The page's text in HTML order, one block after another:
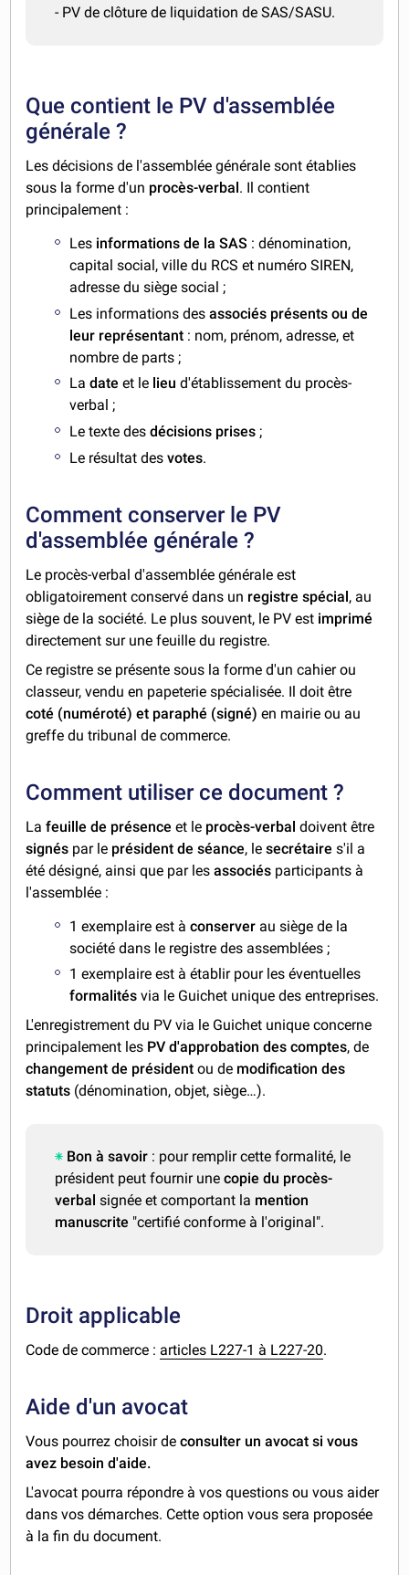
- PV de clôture de liquidation de SAS/SASU.
Que contient le PV d'assemblée
générale ?
Les décisions de l'assemblée générale sont établies
sous la forme d'un procès-verbal. Il contient
principalement :
Les informations de la SAS : dénomination,
capital social, ville du RCS et numéro SIREN,
adresse du siège social ;
Les informations desassociés présents ou de
leur représentant : nom, prénom, adresse, et
nombre de parts ;
Ladate et le lieu d'établissement du procès-
verbal ;
Le texte desdécisions prises ;
Le résultat desvotes.
Comment conserver le PV
d'assemblée générale ?
Le procès-verbal d'assemblée générale est
obligatoirement conservé dans un registre spécial, au
siège de la société. Le plus souvent, le PV est imprimé
directement sur une feuille du registre.
Ce registre se présente sous la forme d'un cahier ou
classeur, vendu en papeterie spécialisée. Il doit être
coté (numéroté) et paraphé (signé)en mairie ou au
greffe du tribunal de commerce.
Comment utiliser ce document ?
Lafeuille de présence et le procès-verbal doivent être
signés par le président de séance, lesecrétaires'il a
été désigné, ainsi que par lesassociés participants à
l'assemblée :
1 exemplaire est àconserver au siège de la
société dans le registre des assemblées ;
1 exemplaire est à établir pour les éventuelles
formalitésvia le Guichet unique des entreprises.
L'enregistrement du PV via le Guichet unique concerne
principalement les PV d'approbation des comptes, de
changement de président ou de modification des
statuts (dénomination, objet, siège…).
Bon à savoir : pour remplir cette formalité, le
président peut fournir unecopie du procès-
verbal signée et comportant la mention
manuscrite "certifié conforme à l'original".
Droit applicable
Code de commerce : articles L227-1 à L227-20.
Aide d'un avocat
Vous pourrez choisir deconsulter un avocat si vous
avez besoin d'aide.
L'avocat pourra répondre à vos questions ou vous aider
dans vos démarches. Cette option vous sera proposée
à la fin du document.